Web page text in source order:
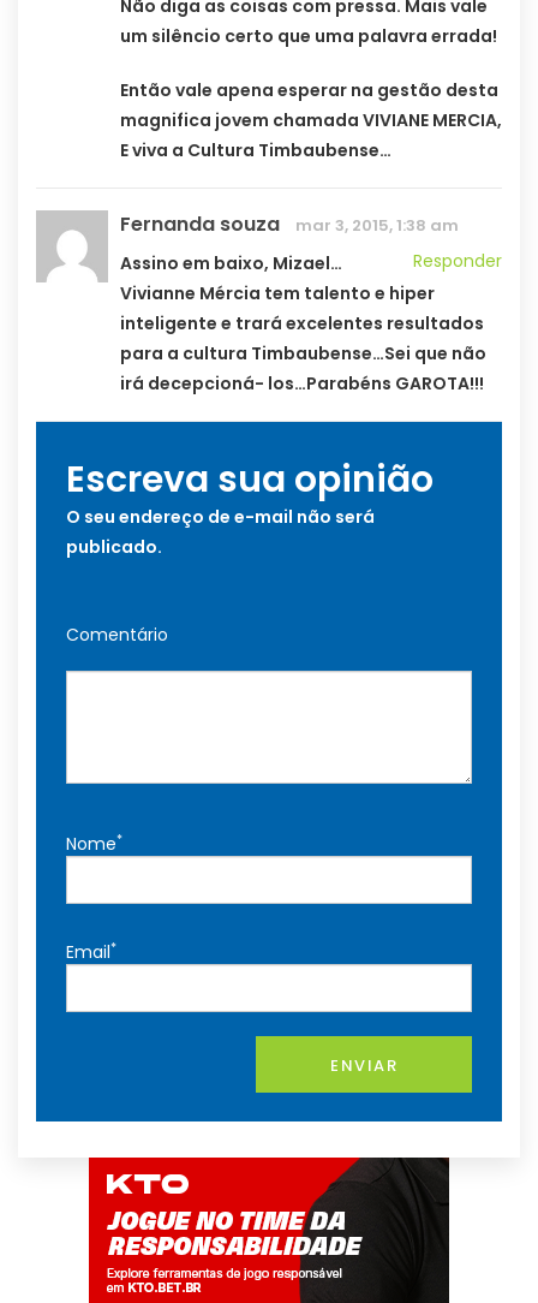
Não diga as coisas com pressa. Mais vale
um silêncio certo que uma palavra errada!
Então vale apena esperar na gestão desta
magnifica jovem chamada VIVIANE MERCIA,
E viva a Cultura Timbaubense…
Fernanda souza mar 3, 2015, 1:38 am
Responder
Assino em baixo, Mizael…
Vivianne Mércia tem talento e hiper
inteligente e trará excelentes resultados
para a cultura Timbaubense…Sei que não
irá decepcioná- los…Parabéns GAROTA!!!
Escreva sua opinião
O seu endereço de e-mail não será
publicado.
Comentário
Nome*
Email*
ENVIAR